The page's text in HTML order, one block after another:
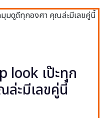
look เป๊ะทุก
ะมีเลขคู่นี้